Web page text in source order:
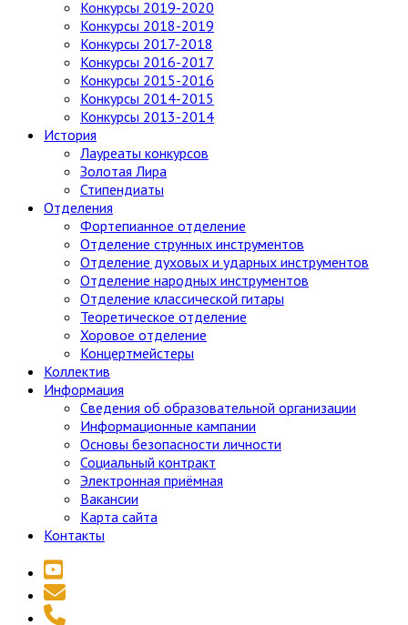
Конкурсы 2019-2020
Конкурсы 2018-2019
Конкурсы 2017-2018
Конкурсы 2016-2017
Конкурсы 2015-2016
Конкурсы 2014-2015
Конкурсы 2013-2014
История
Лауреаты конкурсов
Золотая Лира
Стипендиаты
Отделения
Фортепианное отделение
Отделение струнных инструментов
Отделение духовых и ударных инструментов
Отделение народных инструментов
Отделение классической гитары
Теоретическое отделение
Хоровое отделение
Концертмейстеры
Коллектив
Информация
Сведения об образовательной организации
Информационные кампании
Основы безопасности личности
Социальный контракт
Электронная приёмная
Вакансии
Карта сайта
Контакты
youtube
email